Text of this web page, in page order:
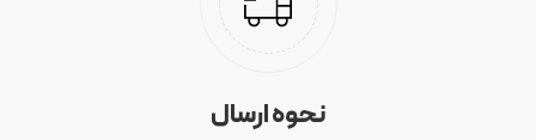
نحوه ارسال